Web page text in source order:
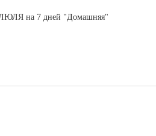
на 7 дней "Домашняя"